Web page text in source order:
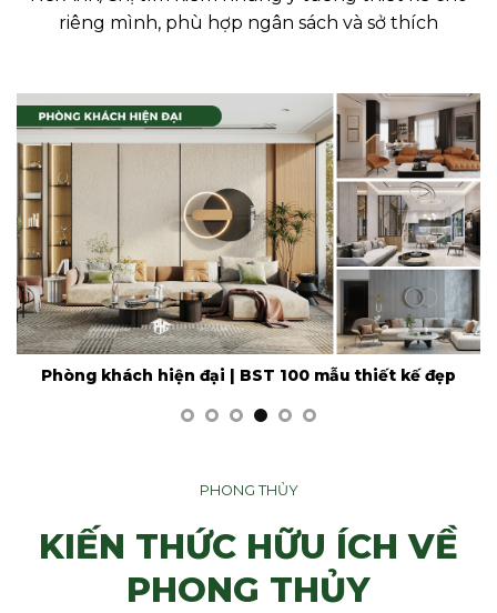
riêng mình, phù hợp ngân sách và sở thích
Phòng khách hiện đại | BST 100 mẫu thiết kế đẹp
PHONG THỦY
KIẾN THỨC HỮU ÍCH VỀ
PHONG THỦY